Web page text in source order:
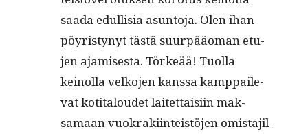
saa­da edullisia asun­to­ja. Olen ihan
pöyristynyt tästä suur­pääo­man etu­
jen ajamis­es­ta. Törkeää! Tuol­la
keinol­la velko­jen kanssa kamp­pail­e­
vat koti­taloudet laitet­taisi­in mak­
samaan vuokraki­in­teistö­jen omis­ta­jil­